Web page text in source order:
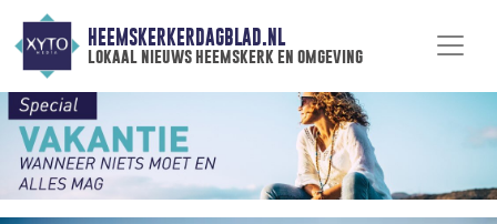
HEEMSKERKERDAGBLAD.NL
lokaal nieuws heemskerk en omgeving